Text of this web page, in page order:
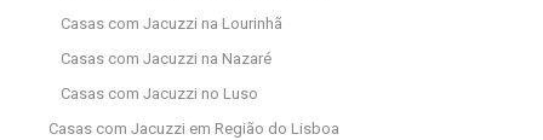
Casas com Jacuzzi na Lourinhã
Casas com Jacuzzi na Nazaré
Casas com Jacuzzi no Luso
Casas com Jacuzzi em Região do Lisboa